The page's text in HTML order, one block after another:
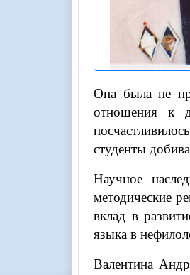
Она была не
отношения к
студенты
Научное
методические
вклад в
языка в
Валентина